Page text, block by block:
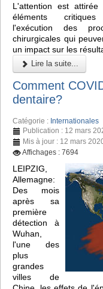
L'attention est attirée
éléments
l'exécution des
chirurgicales qui
un impact sur les
Lire la suite...
Comment
dentaire?
Catégorie : Internationales
Publication : 12 mars
Mis à jour : 12 mars
Affichages : 7694
LEIPZIG,
Allemagne:
Des mois
après sa
première
détection à
Wuhan,
l'une des
plus
grandes
villes de